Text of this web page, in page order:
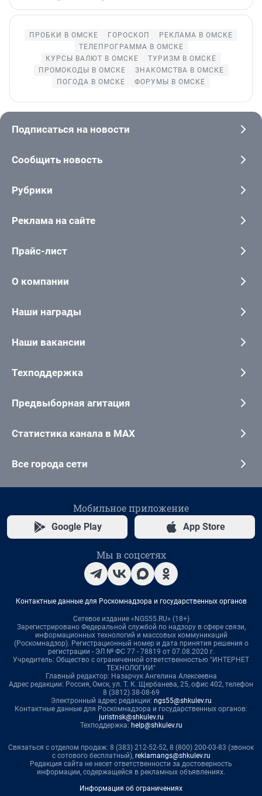
ПРОБКИ В ОМСКЕ ГОРОСКОП
РЕКЛАМА В ОМСКЕ
ТЕЛЕПРОГРАММА В ОМСКЕ
КУРСЫ ВАЛЮТ В ОМСКЕ
ТУРИЗМ В ОМСКЕ
ПРОМОКОДЫ В ОМСКЕ
ЗНАКОМСТВА В ОМСКЕ
ПОГОДА В ОМСКЕ
ФОРУМЫ В ОМСКЕ
Подписаться на новости
Сообщить новость
Рубрики
Реклама на сайте
Прайс-лист
О компании
Наши награды
Наши вакансии
Техподдержка
Предвыборная агитация
Статистика канала в MAX
Все города сети
Мобильное приложение
Google Play App Store
Мы в соцсетях
Контактные данные для Роскомнадзора и государственных органов
Сетевое издание «NGS55.RU» (18+)
Зарегистрировано Федеральной службой по надзору в сфере связи,
информационных технологий и массовых коммуникаций
(Роскомнадзор). Регистрационный номер и дата принятия решения о
регистрации - ЭЛ № ФС 77 - 78819 от 07.08.2020 г.
Учредитель: Общество с ограниченной ответственностью "ИНТЕРНЕТ
ТЕХНОЛОГИИ"
Главный редактор: Назарчук Ангелина Алексеевна
Адрес редакции: Россия, Омск, ул. Т. К. Щербанева, 25, офис 402, телефон
8 (3812) 38-08-69
Электронный адрес редакции: ngs55@shkulev.ru
Контактные данные для Роскомнадзора и государственных органов:
juristnsk@shkulev.ru
Техподдержка: help@shkulev.ru
Связаться с отделом продаж: 8 (383) 212-52-52, 8 (800) 200-03-83 (звонок
с сотового бесплатный), reklamangs@shkulev.ru
Редакция сайта не несет ответственности за достоверность
информации, содержащейся в рекламных объявлениях.
Информация об ограничениях